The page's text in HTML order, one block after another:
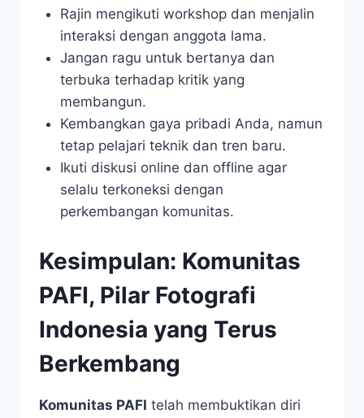
Rajin mengikuti workshop dan menjalin
interaksi dengan anggota lama.
Jangan ragu untuk bertanya dan
terbuka terhadap kritik yang
membangun.
Kembangkan gaya pribadi Anda, namun
tetap pelajari teknik dan tren baru.
Ikuti diskusi online dan offline agar
selalu terkoneksi dengan
perkembangan komunitas.
Kesimpulan: Komunitas
PAFI, Pilar Fotografi
Indonesia yang Terus
Berkembang
Komunitas PAFI telah membuktikan diri